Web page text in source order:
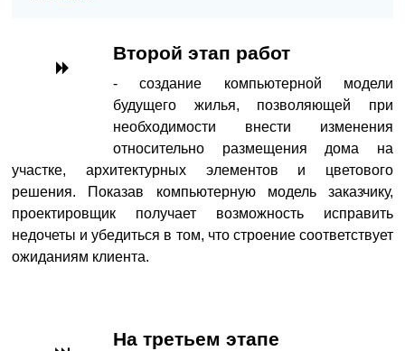
Второй этап работ
- создание компьютерной модели
будущего жилья, позволяющей при
необходимости внести изменения
относительно размещения дома на
участке, архитектурных элементов и цветового
решения. Показав компьютерную модель заказчику,
проектировщик получает возможность исправить
недочеты и убедиться в том, что строение соответствует
ожиданиям клиента.
На третьем этапе